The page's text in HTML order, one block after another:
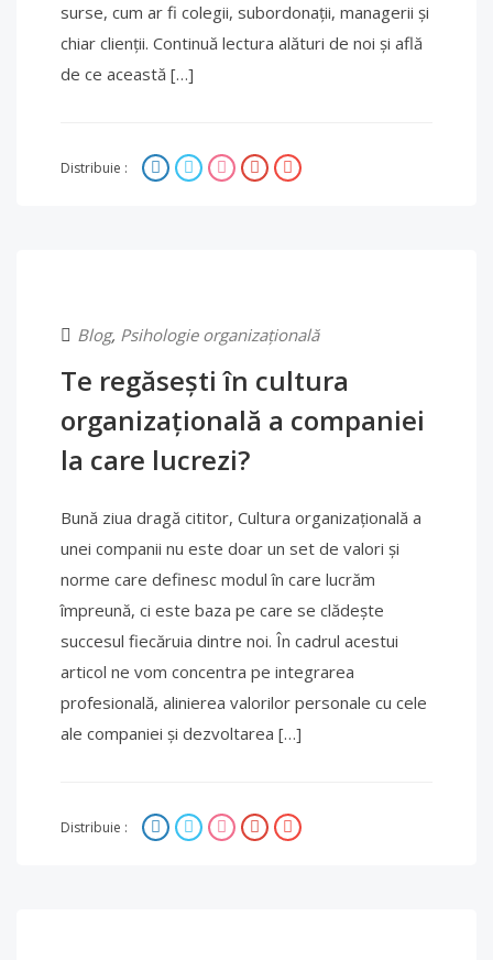
surse, cum ar fi colegii, subordonații, managerii și
chiar clienții. Continuă lectura alături de noi și află
de ce această […]
Distribuie :
Blog, Psihologie organizațională
Te regăsești în cultura
organizațională a companiei
la care lucrezi?
Bună ziua dragă cititor, Cultura organizațională a
unei companii nu este doar un set de valori și
norme care definesc modul în care lucrăm
împreună, ci este baza pe care se clădește
succesul fiecăruia dintre noi. În cadrul acestui
articol ne vom concentra pe integrarea
profesională, alinierea valorilor personale cu cele
ale companiei și dezvoltarea […]
Distribuie :